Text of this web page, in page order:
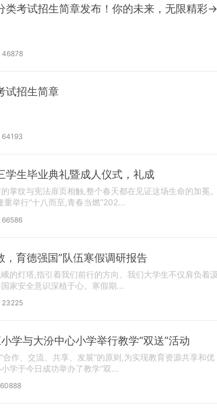
类考试招生简章发布！你的未来，无限精彩→
46878
试招生简章
64193
生毕业典礼暨成人仪式，礼成
掌纹与宪法扉页相触,整个春天都在见证这场生命的加冕
举行“十八而至,青春当燃”202...
66586
育德强国”队伍寒假调研报告
的灯塔,指引着我们前行的方向。我们大学生不仅肩负着
家安全意识深植于心。寒假期...
23225
与大汾中心小学举行教学“双送”活动
作、交流、共享、发展”的原则,为实现教育资源共享和优
学于今日成功举办了教学“双...